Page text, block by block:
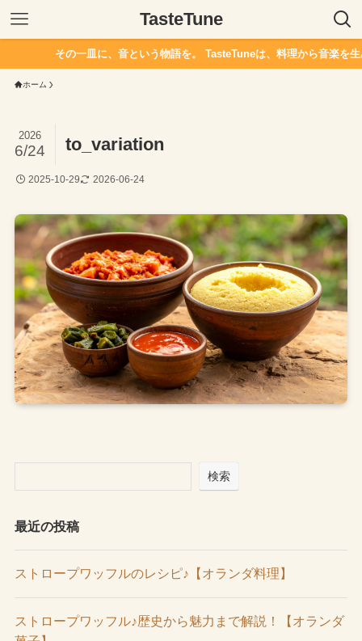
TasteTune
その一皿に、音という物語を。 TasteTuneは、料理から音楽を生
ホーム
to_variation
2026
6/24
2025-10-29 2026-06-24
検索
最近の投稿
ストロープワッフルのレシピ♪【オランダ料理】
ストロープワッフル♪歴史から魅力まで解説！【オランダ